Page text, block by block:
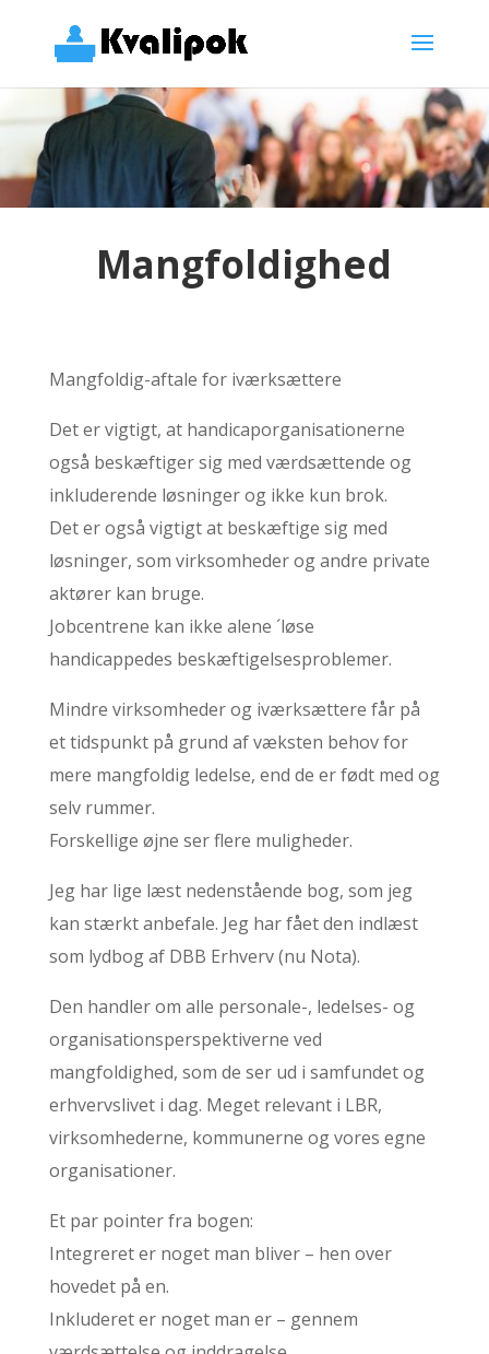
Mangfoldighed
Mangfoldig-aftale for iværksættere
Det er vigtigt, at handicaporganisationerne
også beskæftiger sig med værdsættende og
inkluderende løsninger og ikke kun brok.
Det er også vigtigt at beskæftige sig med
løsninger, som virksomheder og andre private
aktører kan bruge.
Jobcentrene kan ikke alene ´løse
handicappedes beskæftigelsesproblemer.
Mindre virksomheder og iværksættere får på
et tidspunkt på grund af væksten behov for
mere mangfoldig ledelse, end de er født med og
selv rummer.
Forskellige øjne ser flere muligheder.
Jeg har lige læst nedenstående bog, som jeg
kan stærkt anbefale. Jeg har fået den indlæst
som lydbog af DBB Erhverv (nu Nota).
Den handler om alle personale-, ledelses- og
organisationsperspektiverne ved
mangfoldighed, som de ser ud i samfundet og
erhvervslivet i dag. Meget relevant i LBR,
virksomhederne, kommunerne og vores egne
organisationer.
Et par pointer fra bogen:
Integreret er noget man bliver – hen over
hovedet på en.
Inkluderet er noget man er – gennem